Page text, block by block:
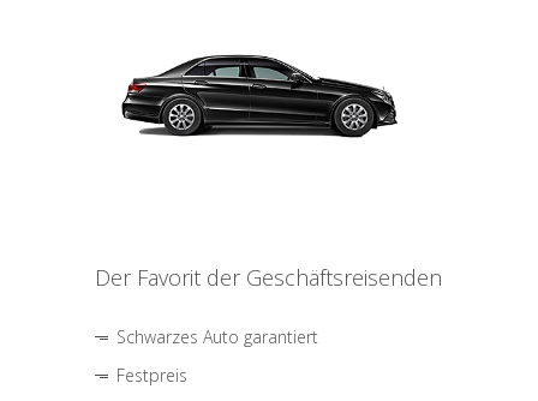
Der Favorit der Geschäftsreisenden
Schwarzes Auto garantiert
Festpreis